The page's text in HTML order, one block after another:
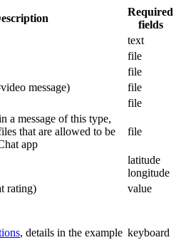
Required
fields
text
file
file
message)
file
file
a message of this type,
that are allowed to be
app
file
latitude
longitude
rating)
value
, details in the example keyboard